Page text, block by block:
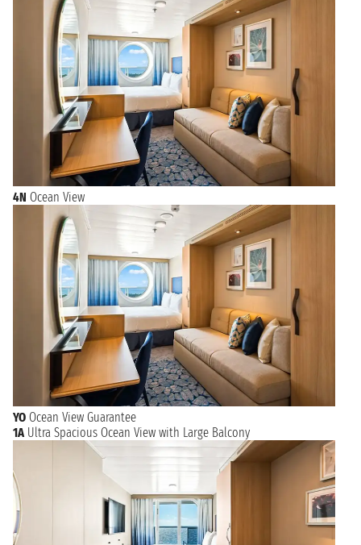
4N Ocean View
YO Ocean View Guarantee
1A Ultra Spacious Ocean View with Large Balcony